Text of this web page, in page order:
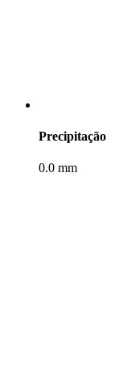
Precipitação
0.0 mm